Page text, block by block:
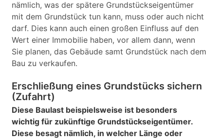
nämlich, was der spätere Grundstückseigentümer
mit dem Grundstück tun kann, muss oder auch nicht
darf. Dies kann auch einen großen Einfluss auf den
Wert einer Immobilie haben, vor allem dann, wenn
Sie planen, das Gebäude samt Grundstück nach dem
Bau zu verkaufen.
Erschließung eines Grundstücks sichern
(Zufahrt)
Diese Baulast beispielsweise ist besonders
wichtig für zukünftige Grundstückseigentümer.
Diese besagt nämlich, in welcher Länge oder